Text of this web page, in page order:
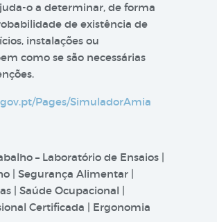
o a determinar, de forma
de existência de
instalações ou
como se são necessárias
Pages/SimuladorAmia
– Laboratório de Ensaios |
| Segurança Alimentar |
| Saúde Ocupacional |
Certificada | Ergonomia